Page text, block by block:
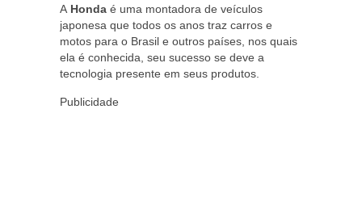
A Honda é uma montadora de veículos
japonesa que todos os anos traz carros e
motos para o Brasil e outros países, nos quais
ela é conhecida, seu sucesso se deve a
tecnologia presente em seus produtos.
Publicidade